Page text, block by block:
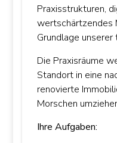
Praxisstrukturen,
wertschärtzendes
Grundlage
Die Praxisräume
Standort in eine
renovierte
Morschen
Ihre Aufgaben: